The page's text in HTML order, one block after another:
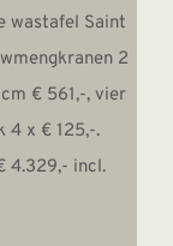
wastafel Saint
2
€ 561,-, vier
4 x € 125,-.
4.329,- incl.